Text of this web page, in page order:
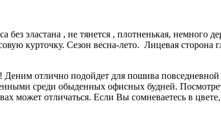
эластана , не тянется , плотненькая, немного
курточку. Сезон весна-лето. Лицевая сторона
Деним отлично подойдет для пошива
среди обыденных офисных будней.
может отличаться. Если Вы сомневаетесь в